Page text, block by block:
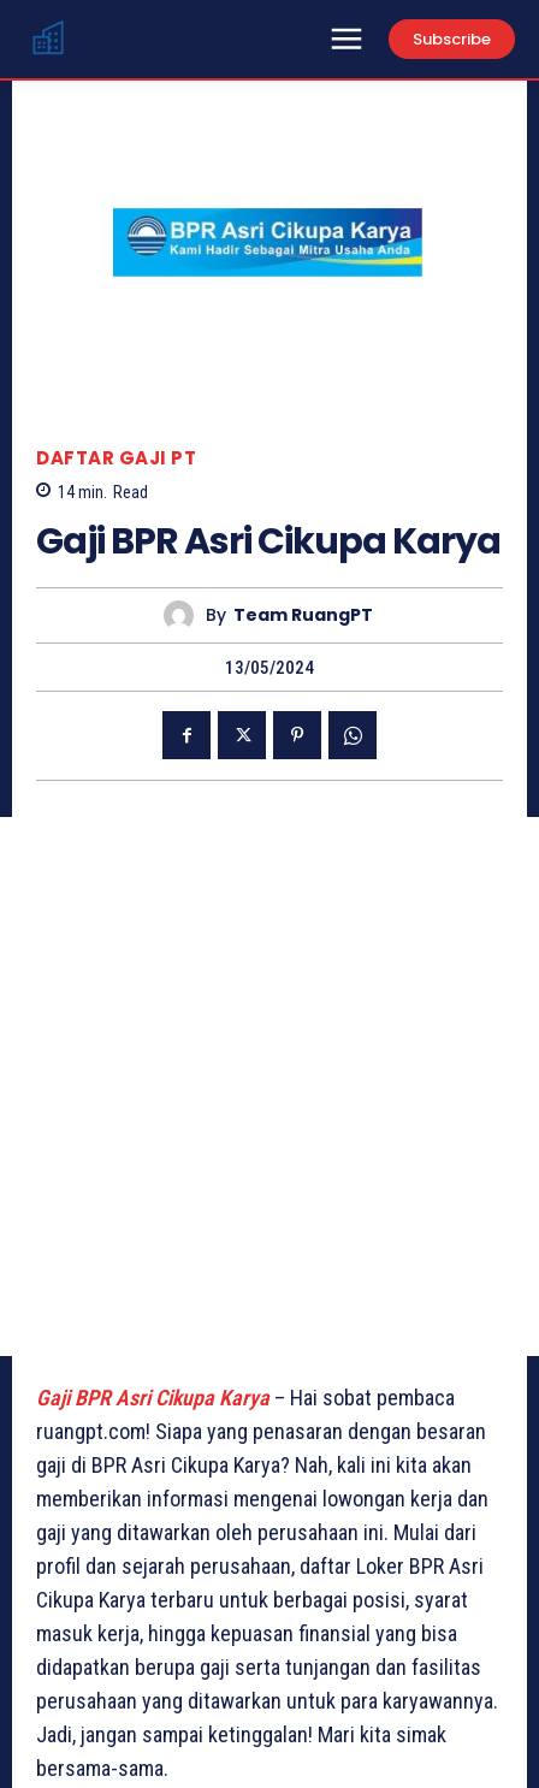
Subscribe
DAFTAR GAJI PT
14min. Read
Gaji BPR Asri Cikupa Karya
By Team RuangPT
13/05/2024
Gaji BPR Asri Cikupa Karya– Hai sobat pembaca
ruangpt.com! Siapa yang penasaran dengan besaran
gaji di BPR Asri Cikupa Karya? Nah, kali ini kita akan
memberikan informasi mengenai lowongan kerja dan
gaji yang ditawarkan oleh perusahaan ini. Mulai dari
profil dan sejarah perusahaan, daftar Loker BPR Asri
Cikupa Karya terbaru untuk berbagai posisi, syarat
masuk kerja, hingga kepuasan finansial yang bisa
didapatkan berupa gaji serta tunjangan dan fasilitas
perusahaan yang ditawarkan untuk para karyawannya.
Jadi, jangan sampai ketinggalan! Mari kita simak
bersama-sama.